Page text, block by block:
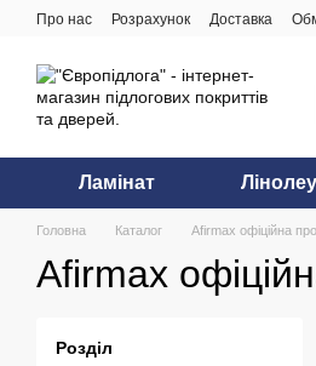
Перейти до основного контенту
Про нас Розрахунок Доставка
Ламінат
Головна Каталог Afirmax офіційна
Afirmax
Розділ